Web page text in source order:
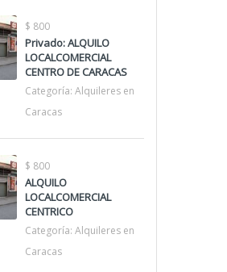
$ 800
Privado: ALQUILO
LOCALCOMERCIAL
CENTRO DE CARACAS
Categoría: Alquileres en
Caracas
$ 800
ALQUILO
LOCALCOMERCIAL
CENTRICO
Categoría: Alquileres en
Caracas